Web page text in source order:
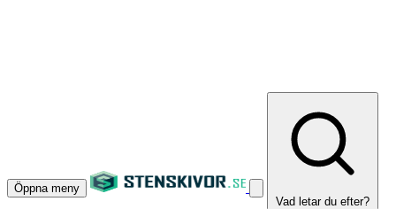
Öppna meny
Vad letar du efter?